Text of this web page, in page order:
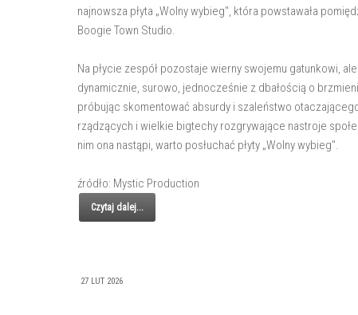
najnowsza płyta „Wolny wybieg", która powstawała
Boogie Town Studio.
Na płycie zespół pozostaje wierny swojemu gatunkowi,
dynamicznie, surowo, jednocześnie z dbałością o
próbując skomentować absurdy i szaleństwo
rządzących i wielkie bigtechy rozgrywające nastroje
nim ona nastąpi, warto posłuchać płyty „Wolny wybieg".
źródło: Mystic Production
Czytaj dalej...
27 LUT 2026